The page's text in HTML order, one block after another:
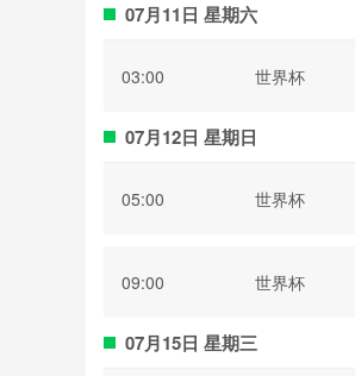
07月11日 星期六
03:00 世界杯
07月12日 星期日
05:00 世界杯
09:00 世界杯
07月15日 星期三